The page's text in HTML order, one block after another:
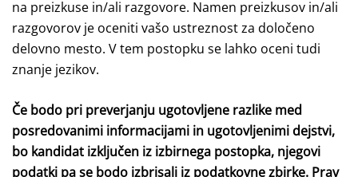
na preizkuse in/ali razgovore. Namen preizkusov in/ali
razgovorov je oceniti vašo ustreznost za določeno
delovno mesto. V tem postopku se lahko oceni tudi
znanje jezikov.
Če bodo pri preverjanju ugotovljene razlike med
posredovanimi informacijami in ugotovljenimi dejstvi,
bo kandidat izključen iz izbirnega postopka, njegovi
podatki pa se bodo izbrisali iz podatkovne zbirke. Prav